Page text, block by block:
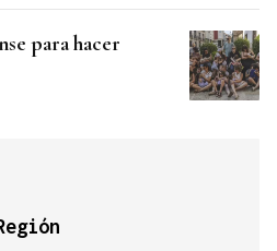
para hacer